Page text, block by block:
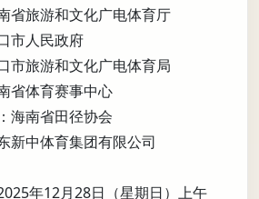
省旅游和文化广电体育厅
市人民政府
市旅游和文化广电体育局
省体育赛事中心
海南省田径协会
新中体育集团有限公司
年12月28日（星期日）上午